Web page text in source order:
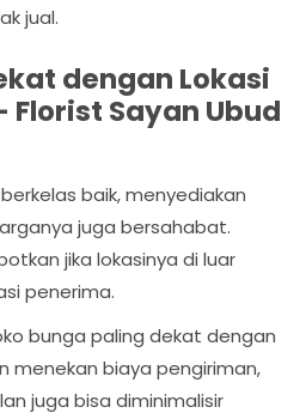
jual.
dengan Lokasi
Florist Sayan Ubud
baik, menyediakan
juga bersahabat.
jika lokasinya di luar
penerima.
bunga paling dekat dengan
menekan biaya pengiriman,
juga bisa diminimalisir